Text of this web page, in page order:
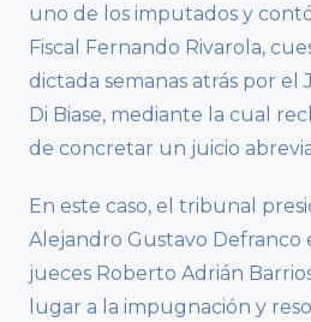
uno de los imputados y
Fiscal Fernando Rivarola,
dictada semanas atrás por el
Di Biase, mediante la cual
de concretar un juicio
En este caso, el tribunal
Alejandro Gustavo Defranco
jueces Roberto Adrián
lugar a la impugnación y